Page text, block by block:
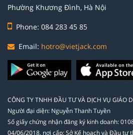
Phường Khương Đình, Hà Nội
Phone: 084 283 45 85
Email: hotro@vietjack.com
CÔNG TY TNHH ĐẦU TƯ VÀ DỊCH VỤ GIÁO
Người đại diện: Nguyễn Thanh Tuyền
Số giấy chứng nhận đăng ký kinh doanh:
04/06/2018, nơi cấp: Sở Kế hoạch và Đầu tư